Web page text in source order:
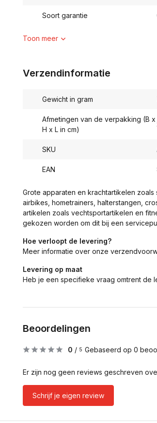
Soort garantie
Toon meer
Verzendinformatie
Gewicht in gram
Afmetingen van de verpakking (B x
H x L in cm)
SKU
EAN
Grote apparaten en krachtartikelen
airbikes, hometrainers, halterstangen,
artikelen zoals vechtsportartikelen en
gekozen worden om dit bij een
Hoe verloopt de levering?
Meer informatie over onze
Levering op maat
Heb je een specifieke vraag omtrent de
Beoordelingen
0 / 5 Gebaseerd op 0
Er zijn nog geen reviews geschreven
Schrijf je eigen review